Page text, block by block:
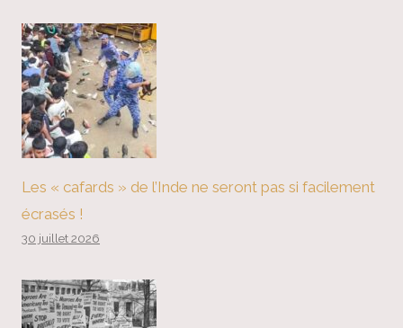
Les « cafards » de l’Inde ne seront pas si facilement
écrasés !
30 juillet 2026